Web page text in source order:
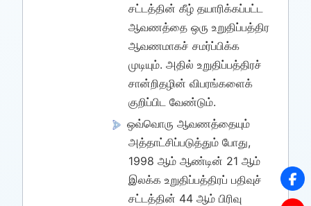
சட்டத்தின் கீழ் தயாரிக்கப்பட்ட
ஆவணத்தை ஒரு உறுதிப்பத்திர
ஆவணமாகச் சமர்ப்பிக்க
முடியும். அதில் உறுதிப்பத்திரச்
சான்றிதழின் விபரங்களைக்
குறிப்பிட வேண்டும்.
ஒவ்வொரு ஆவணத்தையும்
அத்தாட்சிப்படுத்தும் போது,
1998 ஆம் ஆண்டின் 21 ஆம்
இலக்க உறுதிப்பத்திரப் பதிவுச்
சட்டத்தின் 44 ஆம் பிரிவு